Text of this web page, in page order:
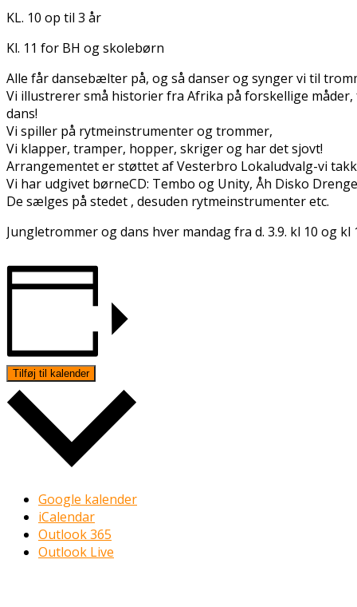
KL. 10 op til 3 år
Kl. 11 for BH og skolebørn
Alle får dansebælter på, og så danser og synger vi til
Vi illustrerer små historier fra Afrika på forskellige
dans!
Vi spiller på rytmeinstrumenter og trommer,
Vi klapper, tramper, hopper, skriger og har det sjovt!
Arrangementet er støttet af Vesterbro Lokaludvalg-vi
Vi har udgivet børneCD: Tembo og Unity, Åh Disko
De sælges på stedet , desuden rytmeinstrumenter etc.
Jungletrommer og dans hver mandag fra d. 3.9. kl 10 og kl
Tilføj til kalender
Google kalender
iCalendar
Outlook 365
Outlook Live